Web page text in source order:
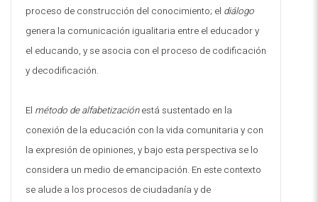
proceso de construcción del conocimiento; el diálogo
genera la comunicación igualitaria entre el educador y
el educando, y se asocia con el proceso de codificación
y decodificación.
El método de alfabetizaciónestá sustentado en la
conexión de la educación con la vida comunitaria y con
la expresión de opiniones, y bajo esta perspectiva se lo
considera un medio de emancipación. En este contexto
se alude a los procesos de ciudadanía y de